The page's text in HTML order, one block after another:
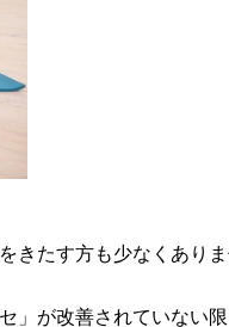
きたす方も少なくありま
が改善されていない